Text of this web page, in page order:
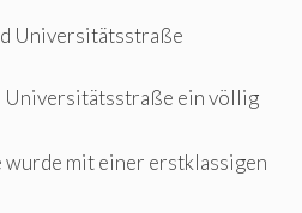
Universitätsstraße
ein völlig
mit einer erstklassigen